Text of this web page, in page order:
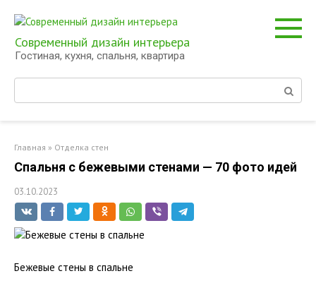
контенту
Современный дизайн интерьера
Гостиная, кухня, спальня, квартира
Поиск:
Главная » Отделка стен
Спальня с бежевыми стенами — 70 фото идей
03.10.2023
Бежевые стены в спальне